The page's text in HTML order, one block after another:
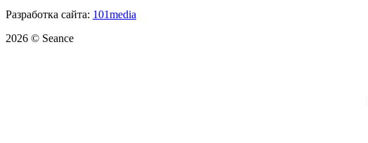
Разработка сайта: 101media
2026 © Seance